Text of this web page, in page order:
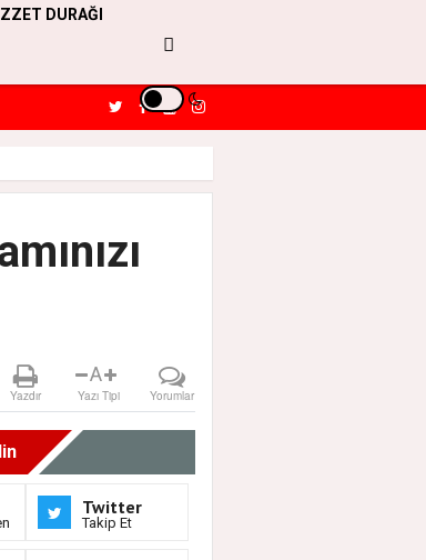
DURAĞI
Yazdır
A
Yazı Tipi Yorumlar
Twitter
Takip Et